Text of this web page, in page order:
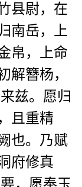
县尉，在
南岳，上
帛，上命
解簪杨，
兹。愿归
且重精
也。乃赋
府修真